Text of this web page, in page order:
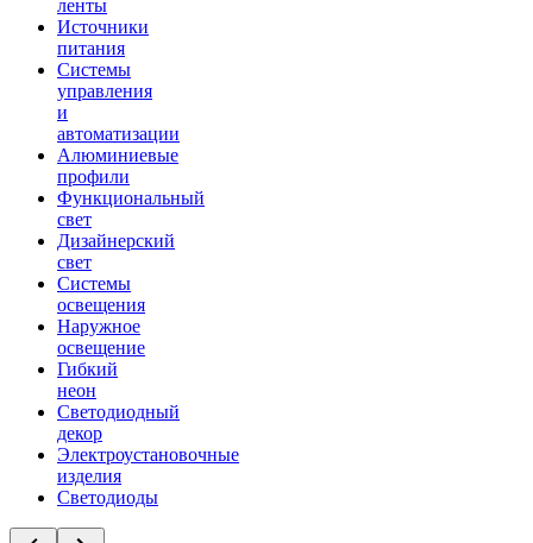
ленты
Источники
питания
Системы
управления
и
автоматизации
Алюминиевые
профили
Функциональный
свет
Дизайнерский
свет
Системы
освещения
Наружное
освещение
Гибкий
неон
Светодиодный
декор
Электроустановочные
изделия
Светодиоды